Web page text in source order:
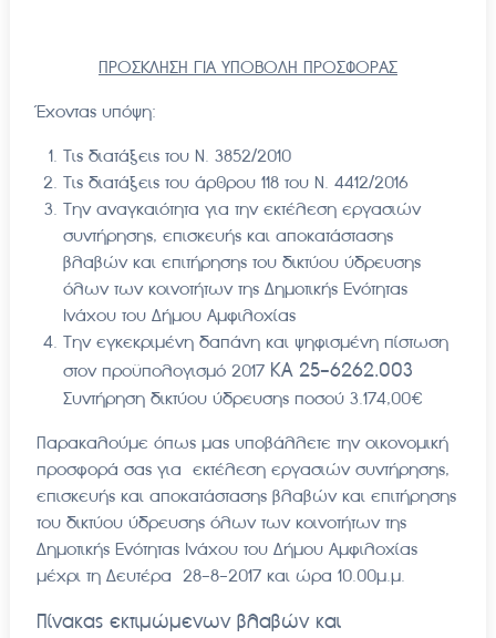
ΠΡΟΣΚΛΗΣΗ ΓΙΑ ΥΠΟΒΟΛΗ ΠΡΟΣΦΟΡΑΣ
Έχοντας υπόψη:
Τις διατάξεις του Ν. 3852/2010
Τις διατάξεις του άρθρου 118 του Ν. 4412/2016
Την αναγκαιότητα για την εκτέλεση εργασιών
συντήρησης, επισκευής και αποκατάστασης
βλαβών και επιτήρησης του δικτύου ύδρευσης
όλων των κοινοτήτων της Δημοτικής Ενότητας
Ινάχου του Δήμου Αμφιλοχίας
Την εγκεκριμένη δαπάνη και ψηφισμένη πίστωση
στον προϋπολογισμό 2017 ΚΑ 25-6262.003
Συντήρηση δικτύου ύδρευσης ποσού 3.174,00€
Παρακαλούμε όπως μας υποβάλλετε την οικονομική
προσφορά σας για εκτέλεση εργασιών συντήρησης,
επισκευής και αποκατάστασης βλαβών και επιτήρησης
του δικτύου ύδρευσης όλων των κοινοτήτων της
Δημοτικής Ενότητας Ινάχου του Δήμου Αμφιλοχίας
μέχρι τη Δευτέρα 28-8-2017 και ώρα 10.00μ.μ.
Πίνακας εκτιμώμενων βλαβών και